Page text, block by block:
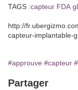
TAGS :capteur FDA
http://
capteur-implantable-
#approuve #capteur
Partager